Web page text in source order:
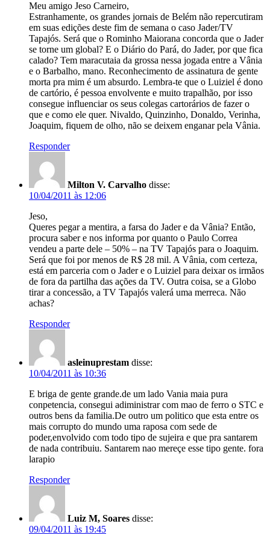
Meu amigo Jeso Carneiro,
Estranhamente, os grandes jornais de Belém não repercutiram
em suas edições deste fim de semana o caso Jader/TV
Tapajós. Será que o Rominho Maiorana concorda que o Jader
se torne um global? E o Diário do Pará, do Jader, por que fica
calado? Tem maracutaia da grossa nessa jogada entre a Vânia
e o Barbalho, mano. Reconhecimento de assinatura de gente
morta pra mim é um absurdo. Lembra-te que o Luiziel é dono
de cartório, é pessoa envolvente e muito trapalhão, por isso
consegue influenciar os seus colegas cartorários de fazer o
que e como ele quer. Nivaldo, Quinzinho, Donaldo, Verinha,
Joaquim, fiquem de olho, não se deixem enganar pela Vânia.
Responder
Milton V. Carvalho disse:
10/04/2011 às 12:06
Jeso,
Queres pegar a mentira, a farsa do Jader e da Vânia? Então,
procura saber e nos informa por quanto o Paulo Correa
vendeu a parte dele – 50% – na TV Tapajós para o Joaquim.
Será que foi por menos de R$ 28 mil. A Vânia, com certeza,
está em parceria com o Jader e o Luiziel para deixar os irmãos
de fora da partilha das ações da TV. Outra coisa, se a Globo
tirar a concessão, a TV Tapajós valerá uma merreca. Não
achas?
Responder
asleinuprestam disse:
10/04/2011 às 10:36
E briga de gente grande.de um lado Vania maia pura
conpetencia, consegui adiministrar com mao de ferro o STC e
outros bens da familia.De outro um politico que esta entre os
mais corrupto do mundo uma raposa com sede de
poder,envolvido com todo tipo de sujeira e que pra santarem
de nada contribuiu. Santarem nao mereçe esse tipo gente. fora
larapio
Responder
Luiz M, Soares disse:
09/04/2011 às 19:45